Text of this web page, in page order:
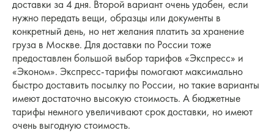
доставки за 4 дня. Второй вариант очень удобен, если
нужно передать вещи, образцы или документы в
конкретный день, но нет желания платить за хранение
груза в Москве. Для доставки по России тоже
предоставлен большой выбор тарифов «Экспресс» и
«Эконом». Экспресс-тарифы помогают максимально
быстро доставить посылку по России, но такие варианты
имеют достаточно высокую стоимость. А бюджетные
тарифы немного увеличивают срок доставки, но имеют
очень выгодную стоимость.